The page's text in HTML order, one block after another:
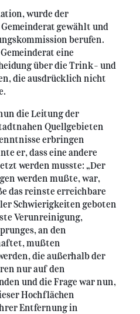
wurde der
gewählt und
berufen.
eine
über die Trink- und
die ausdrücklich nicht
die Leitung der
Quellgebieten
erbringen
er, dass eine andere
werden musste: „Der
werden mußte, war,
das reinste erreichbare
Schwierigkeiten geboten
Verunreinigung,
an den
mußten
die außerhalb der
nur auf den
und die Frage war nun,
Hochflächen
Entfernung in